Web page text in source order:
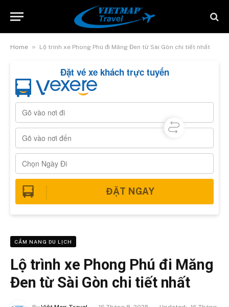
Home » Lộ trình xe Phong Phú đi Măng Đen từ Sài Gòn chi tiết nhất
Đặt vé xe khách trực tuyến
ĐẶT NGAY
CẨM NANG DU LỊCH
Lộ trình xe Phong Phú đi Măng
Đen từ Sài Gòn chi tiết nhất